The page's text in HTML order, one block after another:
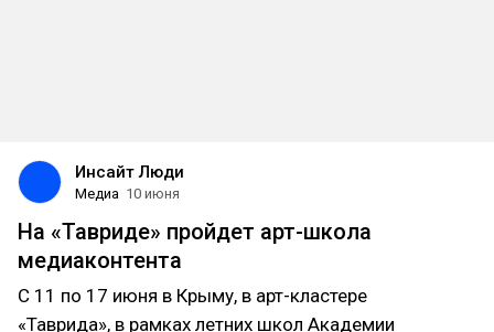
Инсайт Люди
Медиа 10 июня
На «Тавриде» пройдет арт-школа
медиаконтента
С 11 по 17 июня в Крыму, в арт-кластере
«Таврида», в рамках летних школ Академии